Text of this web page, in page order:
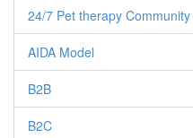
24/7 Pet therapy Community
AIDA Model
B2B
B2C